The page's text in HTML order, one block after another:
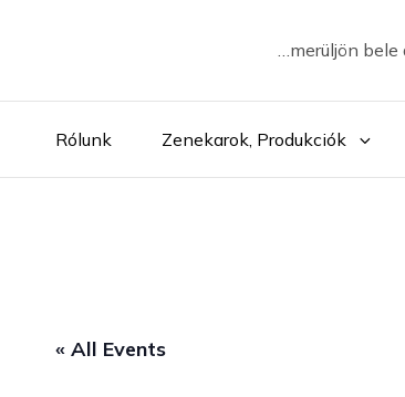
…merüljön bele
Rólunk Zenekarok, Produkciók
« All Events